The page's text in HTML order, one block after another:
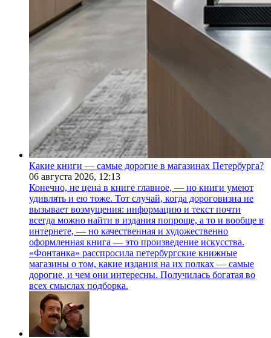
Какие книги — самые дорогие в магазинах Петербурга?
06 августа 2026, 12:13
Конечно, не цена в книге главное, — но книги умеют
удивлять и ею тоже. Тот случай, когда дороговизна не
вызывает возмущения: информацию и текст почти
всегда можно найти в издания попроще, а то и вообще в
интернете, — но качественная и художественно
оформленная книга — это произведение искусства.
«Фонтанка» расспросила петербургские книжные
магазины о том, какие издания на их полках — самые
дорогие, и чем они интересны. Получилась богатая во
всех смыслах подборка.